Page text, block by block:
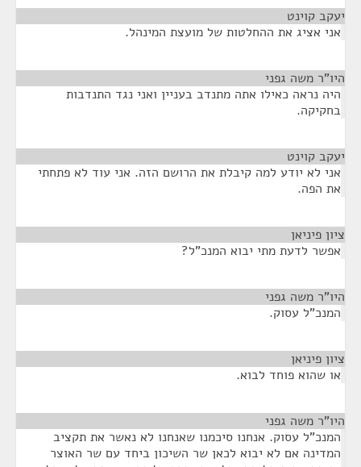
יעקב קוינט
אני אציג את ההחלטות של מועצת המינהל.
היו"ר משה גפני
היה נראה כאילו אתה מתנדב בעניין ואני נגד התנדבות
בחקיקה.
יעקב קוינט
אני לא יודע למה קיבלת את הרושם הזה. אני עוד לא פתחתי
את הפה.
ציון פיניאן
אפשר לדעת מתי יבוא המנכ"ל?
היו"ר משה גפני
המנכ"ל עסוק.
ציון פיניאן
או שהוא פוחד לבוא.
היו"ר משה גפני
המנכ"ל עסוק. אנחנו סיכמנו שאנחנו לא נאשר את תקציב
המדינה אם לא יבוא לכאן שר השיכון ביחד עם שר האוצר